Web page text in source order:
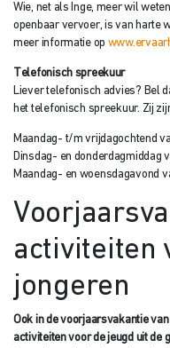
Wie, net als Inge, meer wil
openbaar vervoer, is van harte
meer informatie op
Telefonisch spreekuur
Liever telefonisch advies? Bel
het telefonisch spreekuur. Zij
Maandag- t/m vrijdagochtend
Dinsdag- en donderdagmiddag
Maandag- en woensdagavond
activiteiten
jongeren
Ook in de voorjaarsvakantie
activiteiten voor de jeugd uit de